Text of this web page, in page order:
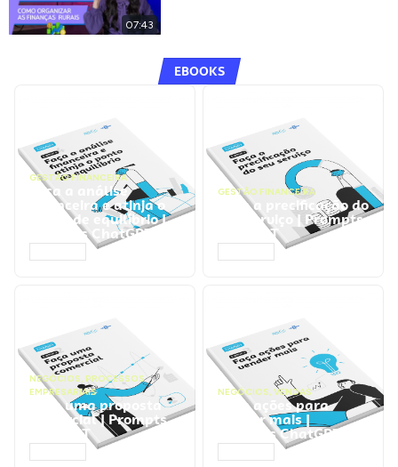
07:43
EBOOKS
GESTÃO FINANCEIRA
Faça a análise
financeira e atinja o
ponto de equilíbrio |
Prompts ChatGPT
GESTÃO FINANCEIRA
Faça a precificação do
seu serviço | Prompts
ChatGPT
NEGÓCIOS, PROCESSOS
EMPRESARIAIS
Faça uma proposta
comercial | Prompts
ChatGPT
NEGÓCIOS, VENDAS
Faça ações para
vender mais |
Prompts ChatGPT